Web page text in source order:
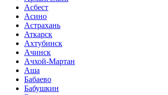
Асбест
Асино
Астрахань
Аткарск
Ахтубинск
Ачинск
Ачхой-Мартан
Аша
Бабаево
Бабушкин